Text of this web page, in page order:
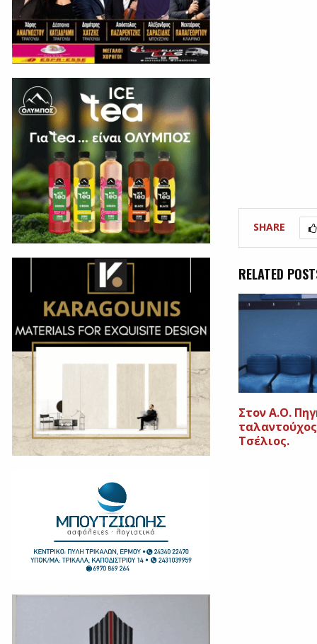
SHARE
RELATED
Στον Α.Ο.
Τσέλιος.